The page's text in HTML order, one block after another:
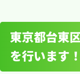
東京都
東京都台東
を行います！